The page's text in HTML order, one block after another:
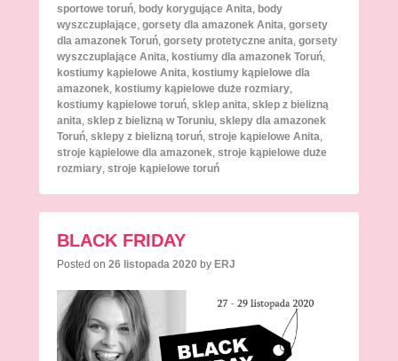
sportowe toruń, body korygujące Anita, body
wyszczuplające, gorsety dla amazonek Anita, gorsety
dla amazonek Toruń, gorsety protetyczne anita, gorsety
wyszczuplające Anita, kostiumy dla amazonek Toruń,
kostiumy kąpielowe Anita, kostiumy kąpielowe dla
amazonek, kostiumy kąpielowe duże rozmiary,
kostiumy kąpielowe toruń, sklep anita, sklep z bielizną
anita, sklep z bielizną w Toruniu, sklepy dla amazonek
Toruń, sklepy z bielizną toruń, stroje kąpielowe Anita,
stroje kąpielowe dla amazonek, stroje kąpielowe duże
rozmiary, stroje kąpielowe toruń
BLACK FRIDAY
Posted on 26 listopada 2020 by ERJ